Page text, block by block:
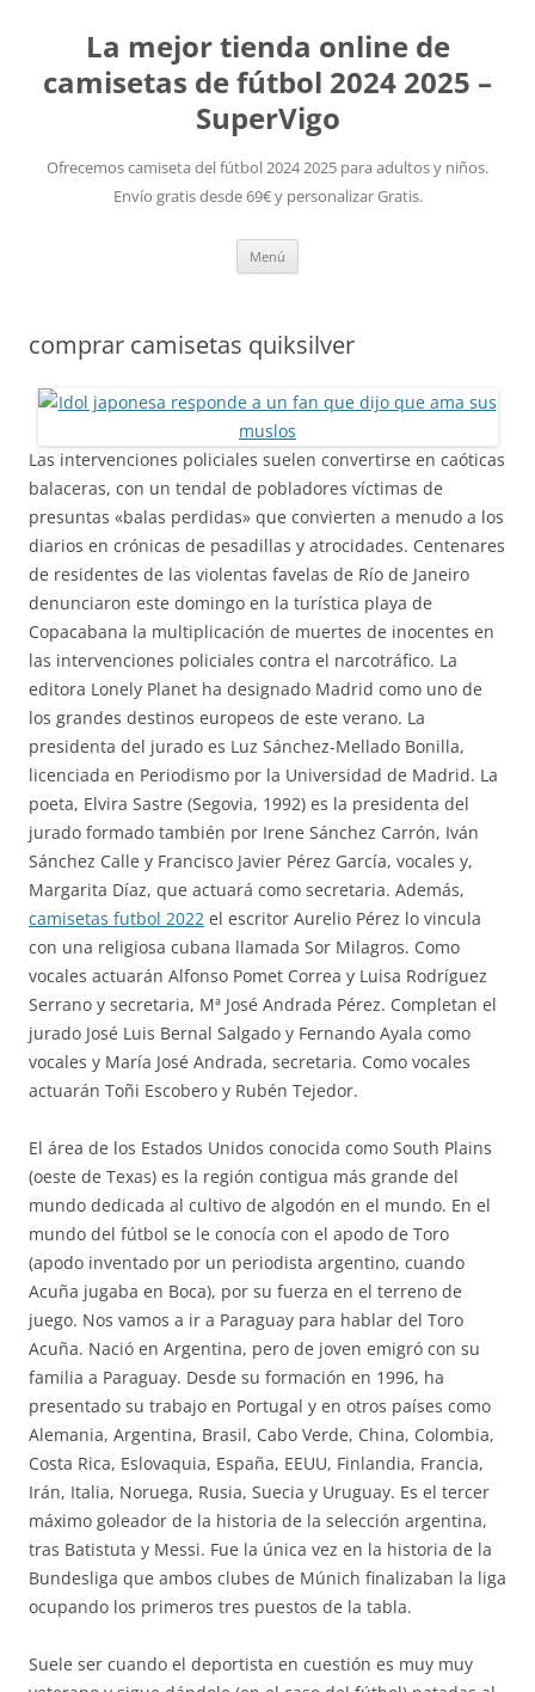
La mejor tienda online de
camisetas de fútbol 2024 2025 –
SuperVigo
Ofrecemos camiseta del fútbol 2024 2025 para adultos y niños.
Envío gratis desde 69€ y personalizar Gratis.
Menú
comprar camisetas quiksilver
Las intervenciones policiales suelen convertirse en caóticas
balaceras, con un tendal de pobladores víctimas de
presuntas «balas perdidas» que convierten a menudo a los
diarios en crónicas de pesadillas y atrocidades. Centenares
de residentes de las violentas favelas de Río de Janeiro
denunciaron este domingo en la turística playa de
Copacabana la multiplicación de muertes de inocentes en
las intervenciones policiales contra el narcotráfico. La
editora Lonely Planet ha designado Madrid como uno de
los grandes destinos europeos de este verano. La
presidenta del jurado es Luz Sánchez-Mellado Bonilla,
licenciada en Periodismo por la Universidad de Madrid. La
poeta, Elvira Sastre (Segovia, 1992) es la presidenta del
jurado formado también por Irene Sánchez Carrón, Iván
Sánchez Calle y Francisco Javier Pérez García, vocales y,
Margarita Díaz, que actuará como secretaria. Además,
camisetas futbol 2022 el escritor Aurelio Pérez lo vincula
con una religiosa cubana llamada Sor Milagros. Como
vocales actuarán Alfonso Pomet Correa y Luisa Rodríguez
Serrano y secretaria, Mª José Andrada Pérez. Completan el
jurado José Luis Bernal Salgado y Fernando Ayala como
vocales y María José Andrada, secretaria. Como vocales
actuarán Toñi Escobero y Rubén Tejedor.
El área de los Estados Unidos conocida como South Plains
(oeste de Texas) es la región contigua más grande del
mundo dedicada al cultivo de algodón en el mundo. En el
mundo del fútbol se le conocía con el apodo de Toro
(apodo inventado por un periodista argentino, cuando
Acuña jugaba en Boca), por su fuerza en el terreno de
juego. Nos vamos a ir a Paraguay para hablar del Toro
Acuña. Nació en Argentina, pero de joven emigró con su
familia a Paraguay. Desde su formación en 1996, ha
presentado su trabajo en Portugal y en otros países como
Alemania, Argentina, Brasil, Cabo Verde, China, Colombia,
Costa Rica, Eslovaquia, España, EEUU, Finlandia, Francia,
Irán, Italia, Noruega, Rusia, Suecia y Uruguay. Es el tercer
máximo goleador de la historia de la selección argentina,
tras Batistuta y Messi. Fue la única vez en la historia de la
Bundesliga que ambos clubes de Múnich finalizaban la liga
ocupando los primeros tres puestos de la tabla.
Suele ser cuando el deportista en cuestión es muy muy